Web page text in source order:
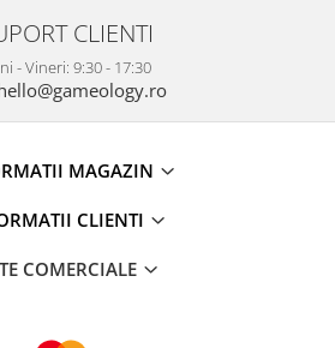
CLIENTI
- Vineri: 9:30 - 17:30
MAGAZIN
CLIENTI
COMERCIALE